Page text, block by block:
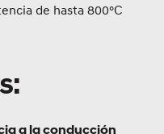
de hasta 800°C
a la conducción